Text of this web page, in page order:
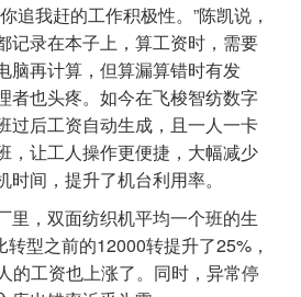
追我赶的工作积极性。”陈凯说，
记录在本子上，算工资时，需要
脑再计算，但算漏算错时有发
者也头疼。如今在飞梭智纺数字
过后工资自动生成，且一人一卡
，让工人操作更便捷，大幅减少
间，提升了机台利用率。
里，双面纺织机平均一个班的生
型之前的12000转提升了25%，
的工资也上涨了。同时，异常停